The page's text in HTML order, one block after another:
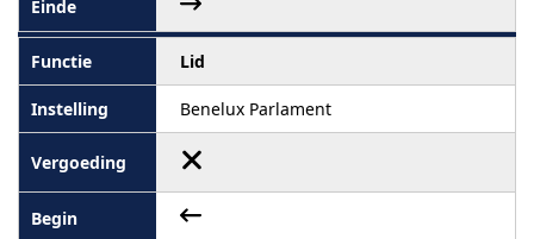
Lid
Benelux Parlament